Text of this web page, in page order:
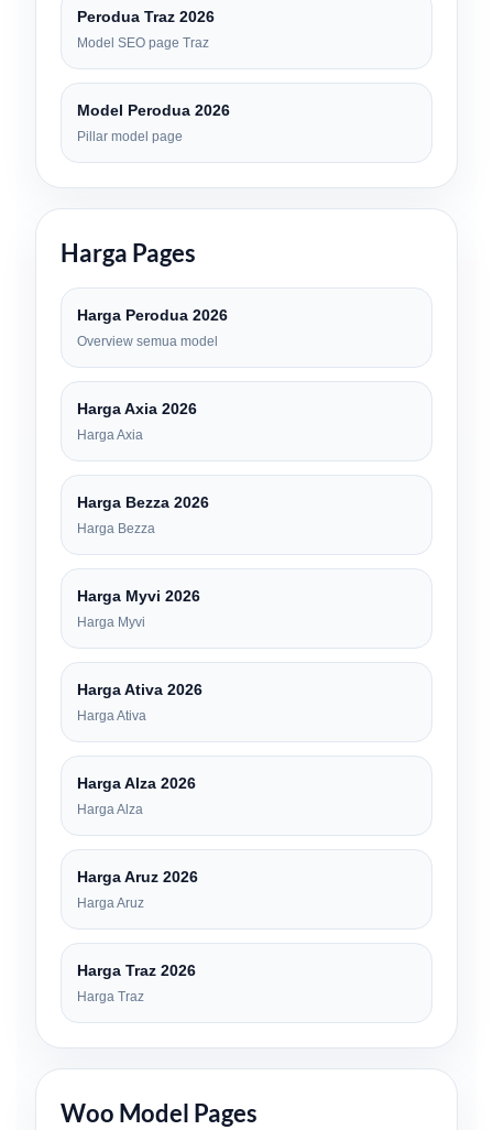
Perodua Traz 2026
Model SEO page Traz
Model Perodua 2026
Pillar model page
Harga Pages
Harga Perodua 2026
Overview semua model
Harga Axia 2026
Harga Axia
Harga Bezza 2026
Harga Bezza
Harga Myvi 2026
Harga Myvi
Harga Ativa 2026
Harga Ativa
Harga Alza 2026
Harga Alza
Harga Aruz 2026
Harga Aruz
Harga Traz 2026
Harga Traz
Woo Model Pages